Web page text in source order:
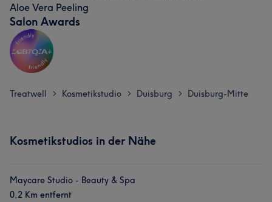
Aloe Vera Peeling
Salon Awards
Treatwell > Kosmetikstudio > Duisburg > Duisburg-Mitte
Kosmetikstudios in der Nähe
Maycare Studio - Beauty & Spa
0,2 Km entfernt